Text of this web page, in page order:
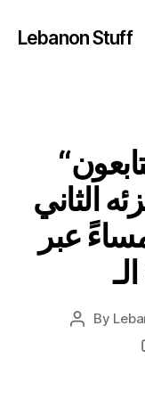
Lebanon Stuff
“مرزوق يتكلّم” | تتابعون
الثاني
9:30 مساءً عبر
Post
By